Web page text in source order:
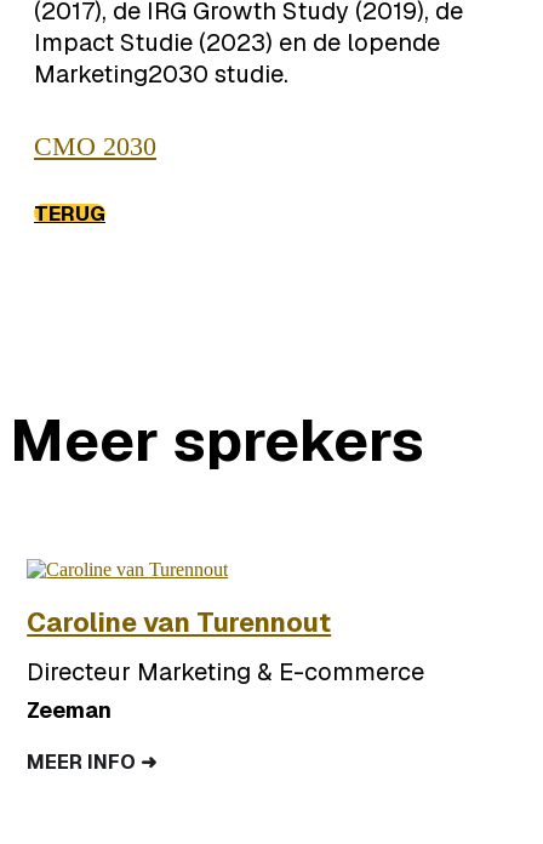
(2017), de IRG Growth Study (2019), de
Impact Studie (2023) en de lopende
Marketing2030 studie.
CMO 2030
TERUG
Meer sprekers
Caroline van Turennout
Directeur Marketing & E-commerce
Zeeman
MEER INFO ➜